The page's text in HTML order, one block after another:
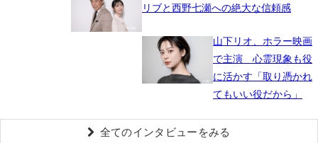
リブと西野七瀬への絶大な信頼感
山下リオ、ホラー映画
で主演 心霊現象も役
に活かす「取り憑かれ
てもいい役だから」
全てのインタビューをみる